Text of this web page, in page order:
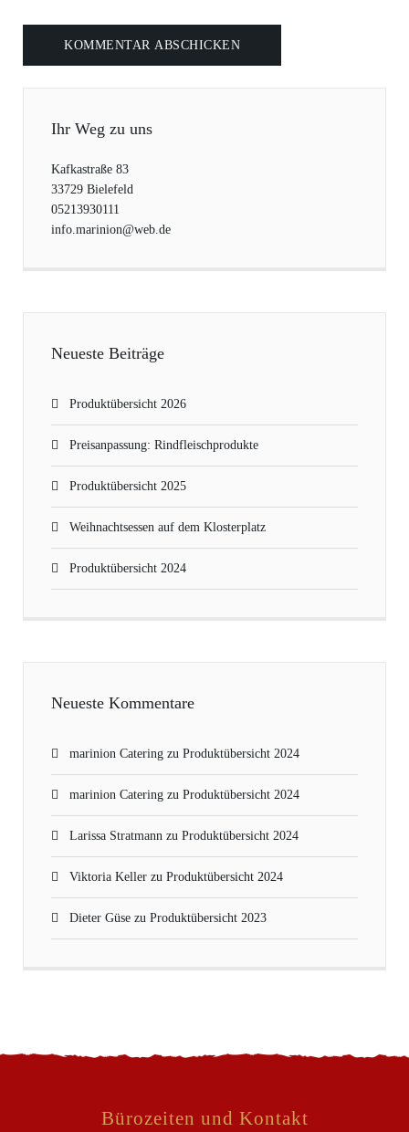
Ihr Weg zu uns
Kafkastraße 83
33729 Bielefeld
05213930111
info.marinion@web.de
Neueste Beiträge
Produktübersicht 2026
Preisanpassung: Rindfleischprodukte
Produktübersicht 2025
Weihnachtsessen auf dem Klosterplatz
Produktübersicht 2024
Neueste Kommentare
marinion Catering zu Produktübersicht 2024
marinion Catering zu Produktübersicht 2024
Larissa Stratmann zu Produktübersicht 2024
Viktoria Keller zu Produktübersicht 2024
Dieter Güse zu Produktübersicht 2023
Bürozeiten und Kontakt